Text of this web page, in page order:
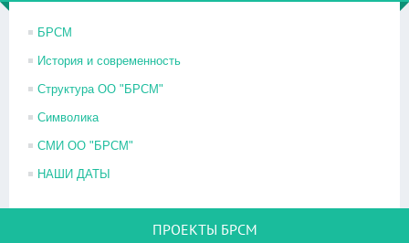
БРСМ
История и современность
Структура ОО "БРСМ"
Символика
СМИ ОО "БРСМ"
НАШИ ДАТЫ
ПРОЕКТЫ БРСМ